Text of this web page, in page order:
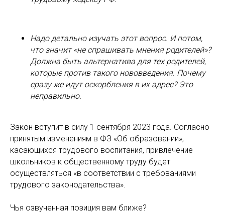
Надо детально изучать этот вопрос. И потом,
что значит «не спрашивать мнения родителей»?
Должна быть альтернатива для тех родителей,
которые против такого нововведения. Почему
сразу же идут оскорбления в их адрес? Это
неправильно.
Закон вступит в силу 1 сентября 2023 года. Согласно
принятым изменениям в ФЗ «Об образовании»,
касающихся трудового воспитания, привлечение
школьников к общественному труду будет
осуществляться «в соответствии с требованиями
трудового законодательства».
Чья озвученная позиция вам ближе?